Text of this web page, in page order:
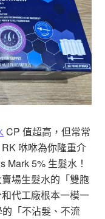
CP 值超高，但常常
咻咻為你隆重介
Mark 5% 生髮水！
場生髮水的「雙胞
代工廠根本一模一
「不沾髮、不流